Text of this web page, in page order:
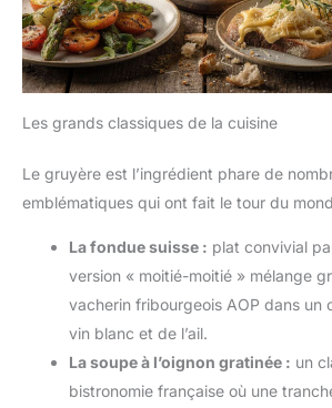
Les grands classiques de la cuisine
Le gruyère est l’ingrédient phare de
emblématiques qui ont fait le tour du
La fondue suisse : plat convivial
version « moitié-moitié » mélange
vacherin fribourgeois AOP dans un
vin blanc et de l’ail.
La soupe à l’oignon gratinée : un
bistronomie française où une